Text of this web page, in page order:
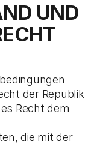
UND
der Republik
Recht dem
die mit der